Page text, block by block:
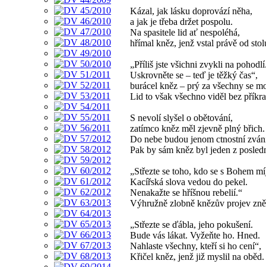
Kázal, jak lásku doprovází něha,
a jak je třeba držet pospolu.
Na spasitele lid ať nespoléhá,
hřímal kněz, jenž vstal právě od
„Příliš jste všichni zvykli na
Uskrovněte se – teď je těžký čas“,
burácel kněz – prý za všechny se
Lid to však všechno viděl bez
S nevolí slyšel o obětování,
zatímco kněz měl zjevně plný břich.
Do nebe budou jenom ctnostní
Pak by sám kněz byl jeden z
„Střezte se toho, kdo se s Bohem
Kacířská slova vedou do pekel.
Nenakažte se hříšnou rebelií.“
Výhružně zlobně knězův projev
„Střezte se ďábla, jeho pokušení.
Bude vás lákat. Vyžeňte ho. Hned.
Nahlaste všechny, kteří si ho cení“,
Křičel kněz, jenž již myslil na oběd.